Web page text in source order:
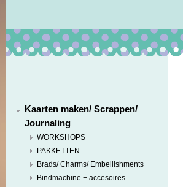
Kaarten maken/ Scrappen/
Journaling
WORKSHOPS
PAKKETTEN
Brads/ Charms/ Embellishments
Bindmachine + accesoires